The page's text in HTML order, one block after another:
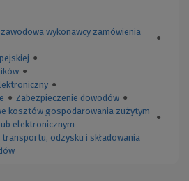
wykonawcy zamówienia
●
●
●
●
● Zabezpieczenie dowodów ●
kosztów gospodarowania zużytym
elektronicznym
●
odzysku i składowania